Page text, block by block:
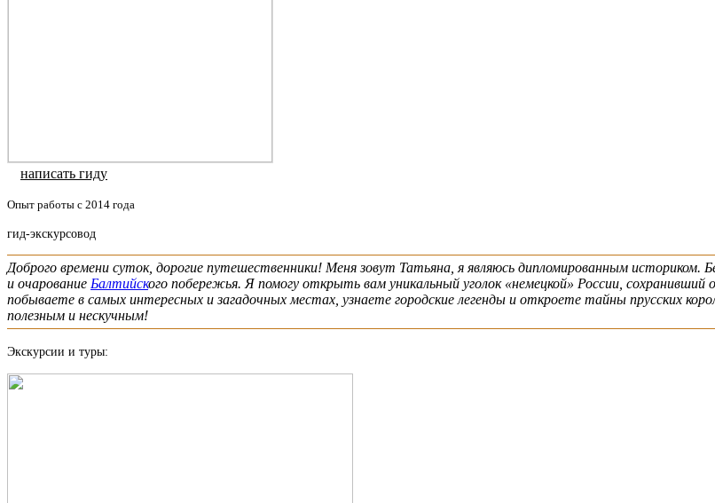
написать гиду
Опыт работы с 2014 года
гид-экскурсовод
Доброго времени суток, дорогие путешественники! Меня зовут Татьяна, я являюсь дипломированным историком.
и очарование Балтийского побережья. Я помогу открыть вам уникальный уголок «немецкой» России,
побываете в самых интересных и загадочных местах, узнаете городские легенды и откроете тайны прусских
полезным и нескучным!
Экскурсии и туры: